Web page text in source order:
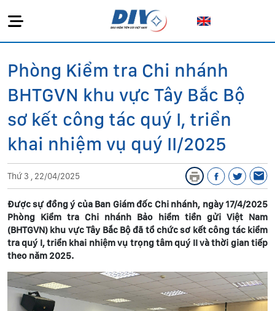
Phòng Kiểm tra Chi nhánh
BHTGVN khu vực Tây Bắc Bộ
sơ kết công tác quý I, triển
khai nhiệm vụ quý II/2025
Thứ 3 , 22/04/2025
Được sự đồng ý của Ban Giám đốc Chi nhánh, ngày 17/4/2025
Phòng Kiểm tra Chi nhánh Bảo hiểm tiền gửi Việt Nam
(BHTGVN) khu vực Tây Bắc Bộ đã tổ chức sơ kết công tác kiểm
tra quý I, triển khai nhiệm vụ trọng tâm quý II và thời gian tiếp
theo năm 2025.